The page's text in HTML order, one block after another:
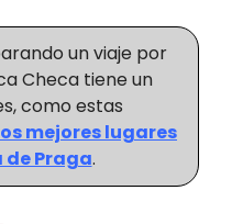
un viaje por
Checa tiene un
como estas
mejores lugares
de Praga.